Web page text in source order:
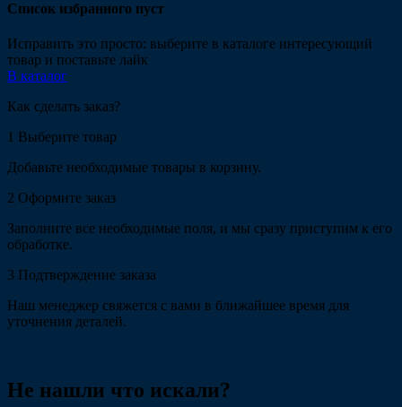
Список избранного пуст
Исправить это просто: выберите в каталоге интересующий
товар и поставьте лайк
В каталог
Как сделать заказ?
1 Выберите товар
Добавьте необходимые товары в корзину.
2 Оформите заказ
Заполните все необходимые поля, и мы сразу приступим к его
обработке.
3 Подтверждение заказа
Наш менеджер свяжется с вами в ближайшее время для
уточнения деталей.
Не нашли что искали?